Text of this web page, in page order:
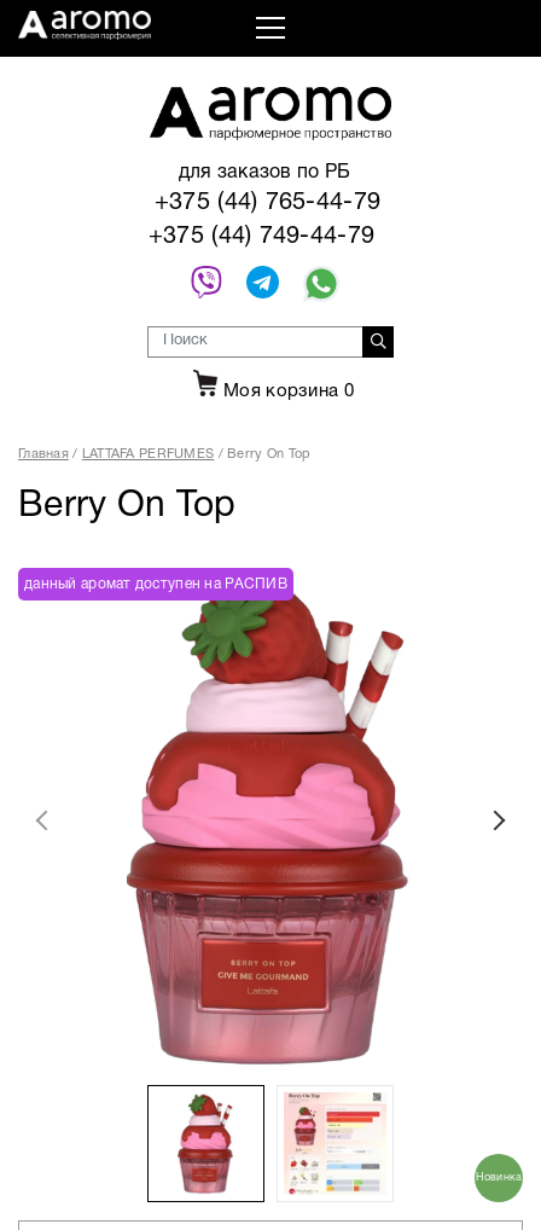
для заказов по РБ
+375 (44) 765-44-79
+375 (44) 749-44-79
Моя корзина 0
Главная LATTAFA PERFUMES Berry On Top
Berry On Top
данный аромат доступен на РАСПИВ
Новинка